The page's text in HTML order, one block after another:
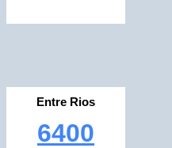
Entre Rios
6400